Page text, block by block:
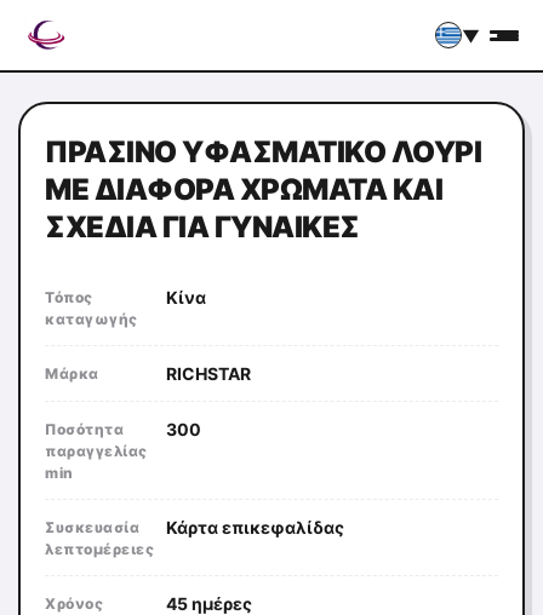
▼
ΠΡΆΣΙΝΟ ΥΦΑΣΜΑΤΙΚΌ ΛΟΥΡΊ
ΜΕ ΔΙΆΦΟΡΑ ΧΡΏΜΑΤΑ ΚΑΙ
ΣΧΈΔΙΑ ΓΙΑ ΓΥΝΑΊΚΕΣ
Τόπος
καταγωγής
Κίνα
Μάρκα RICHSTAR
Ποσότητα
παραγγελίας
min
300
Συσκευασία
λεπτομέρειες
Κάρτα επικεφαλίδας
Χρόνος
45 ημέρες